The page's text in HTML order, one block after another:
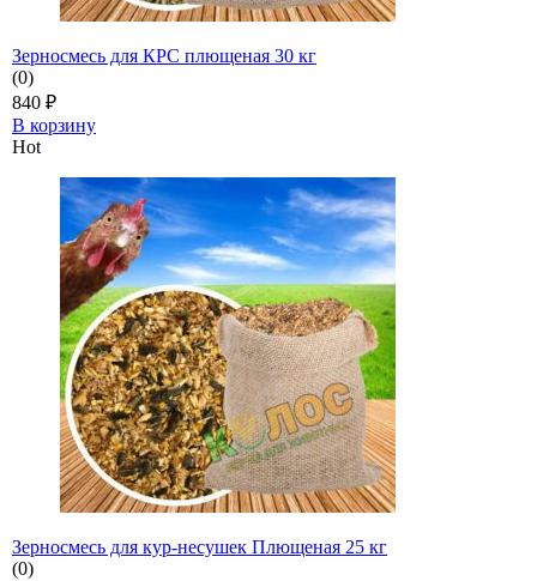
Зерносмесь для КРС плющеная 30 кг
(0)
840 ₽
В корзину
Hot
Зерносмесь для кур-несушек Плющеная 25 кг
(0)